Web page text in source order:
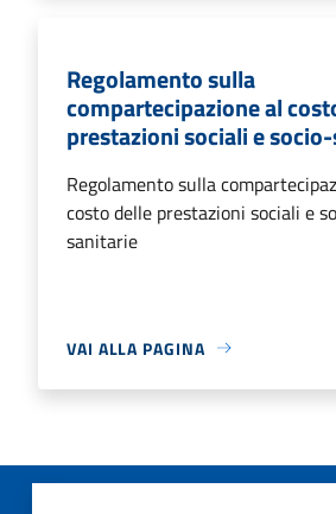
Regolamento sulla
compartecipazione al
prestazioni sociali e
Regolamento sulla
costo delle prestazioni sociali e
sanitarie
VAI ALLA PAGINA